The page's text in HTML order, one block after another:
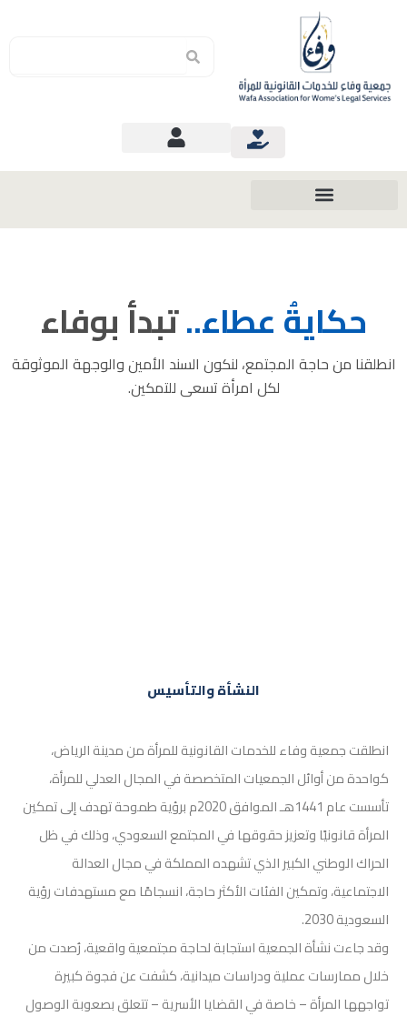
Search
Search
حكايةُ عطاء..تبدأ بوفاء
انطلقنا من حاجة المجتمع، لنكون السند الأمين والوجهة الموثوقة
لكل امرأة تسعى للتمكين.
النشأة والتأسيس
انطلقت جمعية وفاء للخدمات القانونية للمرأة من مدينة الرياض،
كواحدة من أوائل الجمعيات المتخصصة في المجال العدلي للمرأة،
تأسست عام 1441هـ الموافق 2020م برؤية طموحة تهدف إلى تمكين
المرأة قانونيًا وتعزيز حقوقها في المجتمع السعودي، وذلك في ظل
الحراك الوطني الكبير الذي تشهده المملكة في مجال العدالة
الاجتماعية، وتمكين الفئات الأكثر حاجة، انسجامًا مع مستهدفات رؤية
السعودية 2030.
وقد جاءت نشأة الجمعية استجابة لحاجة مجتمعية واقعية، رُصدت من
خلال ممارسات عملية ودراسات ميدانية، كشفت عن فجوة كبيرة
تواجهها المرأة – خاصة في القضايا الأسرية – تتعلق بصعوبة الوصول